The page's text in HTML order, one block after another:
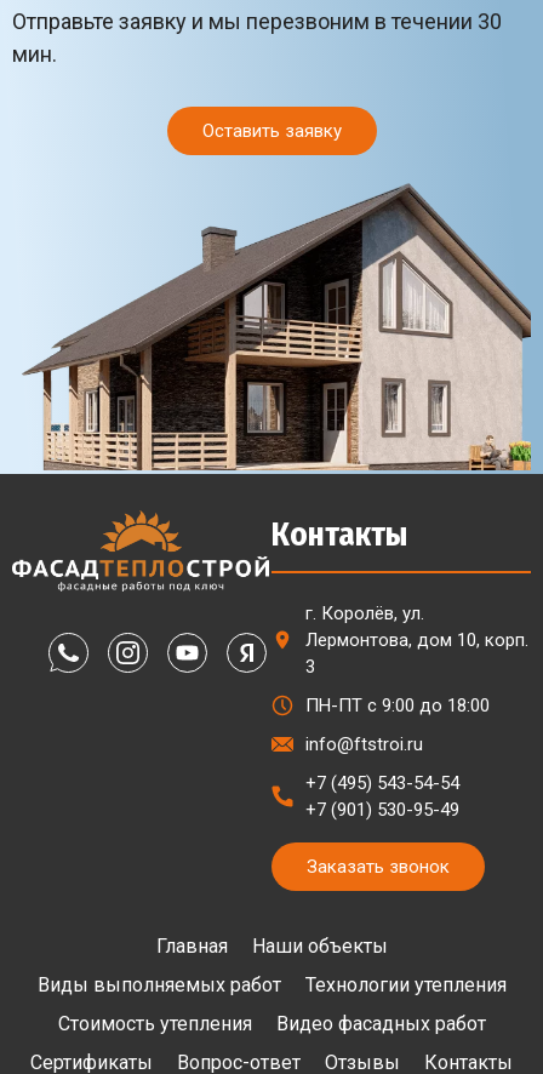
Отправьте заявку и мы перезвоним в течении 30
мин.
Оставить заявку
Главная
Наши объекты
Виды выполняемых работ
Технологии утепления
Стоимость утепления
Видео фасадных работ
Сертификаты
Вопрос-ответ Отзывы Контакты
Контакты
г. Королёв, ул.
Лермонтова, дом 10, корп.
3
ПН-ПТ с 9:00 до 18:00
info@ftstroi.ru
+7 (495) 543-54-54
+7 (901) 530-95-49
Заказать звонок